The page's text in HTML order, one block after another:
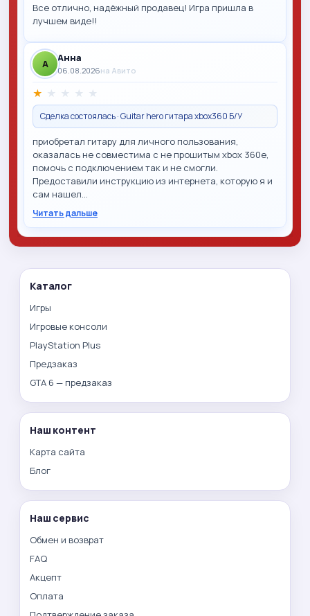
Все отлично, надёжный продавец! Игра пришла в
лучшем виде!!
A Анна
06.08.2026на Авито
★ ★ ★ ★ ★
Сделка состоялась · Guitar hero гитара xbox360 Б/У
приобретал гитару для личного пользования,
оказалась не совместима с не прошитым xbox 360e,
помочь с подключением так и не смогли.
Предоставили инструкцию из интернета, которую я и
сам нашел…
Читать дальше
Каталог
Игры
Игровые консоли
PlayStation Plus
Предзаказ
GTA 6 — предзаказ
Наш контент
Карта сайта
Блог
Наш сервис
Обмен и возврат
FAQ
Акцепт
Оплата